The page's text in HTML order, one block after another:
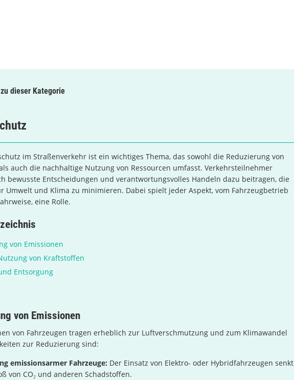
zu dieser Kategorie
im Straßenverkehr ist ein wichtiges Thema, das sowohl die Reduzierung von
auch die nachhaltige Nutzung von Ressourcen umfasst. Verkehrsteilnehmer
bewusste Entscheidungen und verantwortungsvolles Handeln dazu beitragen, die
Umwelt und Klima zu minimieren. Dabei spielt jeder Aspekt, vom Fahrzeugbetrieb
eine Rolle.
von Emissionen
von Kraftstoffen
Entsorgung
von Emissionen
von Fahrzeugen tragen erheblich zur Luftverschmutzung und zum Klimawandel
zur Reduzierung sind:
emissionsarmer Fahrzeuge: Der Einsatz von Elektro- oder Hybridfahrzeugen senkt
von CO₂ und anderen Schadstoffen.